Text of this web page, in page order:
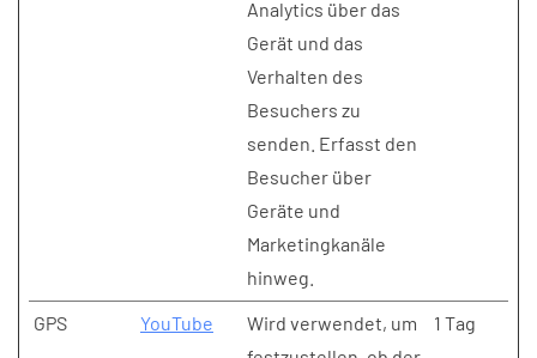
Analytics über das
Gerät und das
Verhalten des
Besuchers zu
senden. Erfasst den
Besucher über
Geräte und
Marketingkanäle
hinweg.
GPS
YouTube
Wird verwendet, um
1 Tag